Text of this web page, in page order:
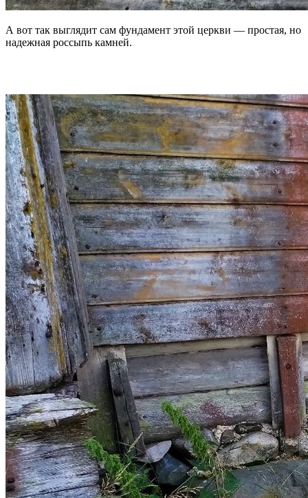
А вот так выглядит сам фундамент этой церкви — простая, но
надежная россыпь камней.